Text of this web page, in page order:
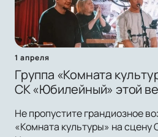
1 апреля
Группа «Комната
СК «Юбилейный» этой
Не пропустите грандиозное
«Комната культуры» на